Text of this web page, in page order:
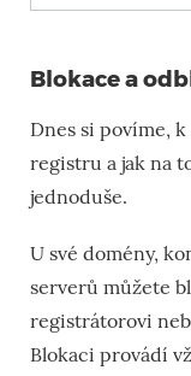
Blokace a
Dnes si povíme,
registru a jak na
jednoduše.
U své domény,
serverů můžete
registrátorovi
Blokaci provádí